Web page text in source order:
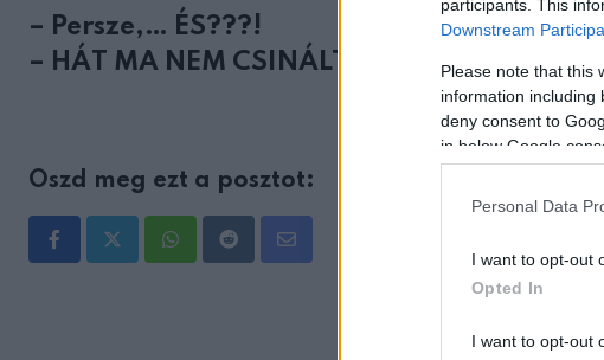
participants. This
Downstream
Please note that this
information including
deny consent to
in below Google
Personal Data
I want to opt-out
Opted In
I want to opt-out
– Persze,… ÉS???!
– HÁT MA NEM CSINÁLTAM SEMMIT!!!!
Oszd meg ezt a posztot:
WhatsappRedditShare